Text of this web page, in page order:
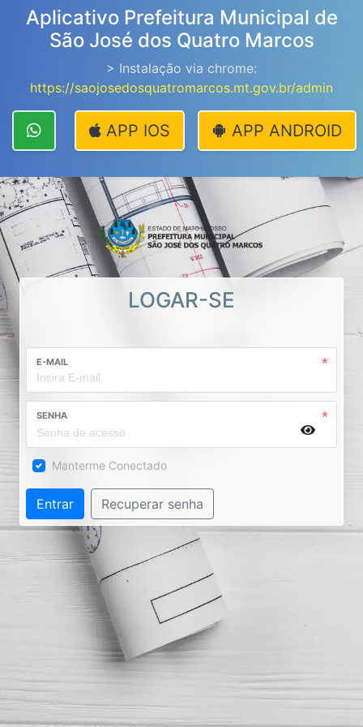
Aplicativo Prefeitura Municipal de
São José dos Quatro Marcos
> Instalação via chrome:
https://saojosedosquatromarcos.mt.gov.br/admin
APP ANDROID
APP IOS
LOGAR-SE
E-MAIL
SENHA
Manterme Conectado
Entrar Recuperar senha